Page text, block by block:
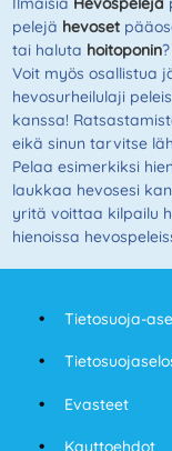
pelejä hevoset
tai haluta hoitoponin
Voit myös osallistua
hevosurheilulaji
kanssa!
eikä sinun tarvitse
Pelaa esimerkiksi
laukkaa hevosesi
yritä voittaa kilpailu
hienoissa
Tietosuoja-
Evasteet
Kayttoehdot